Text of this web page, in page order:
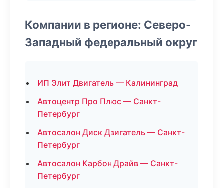
Компании в регионе: Северо-
Западный федеральный округ
ИП Элит Двигатель — Калининград
Автоцентр Про Плюс — Санкт-
Петербург
Автосалон Диск Двигатель — Санкт-
Петербург
Автосалон Карбон Драйв — Санкт-
Петербург